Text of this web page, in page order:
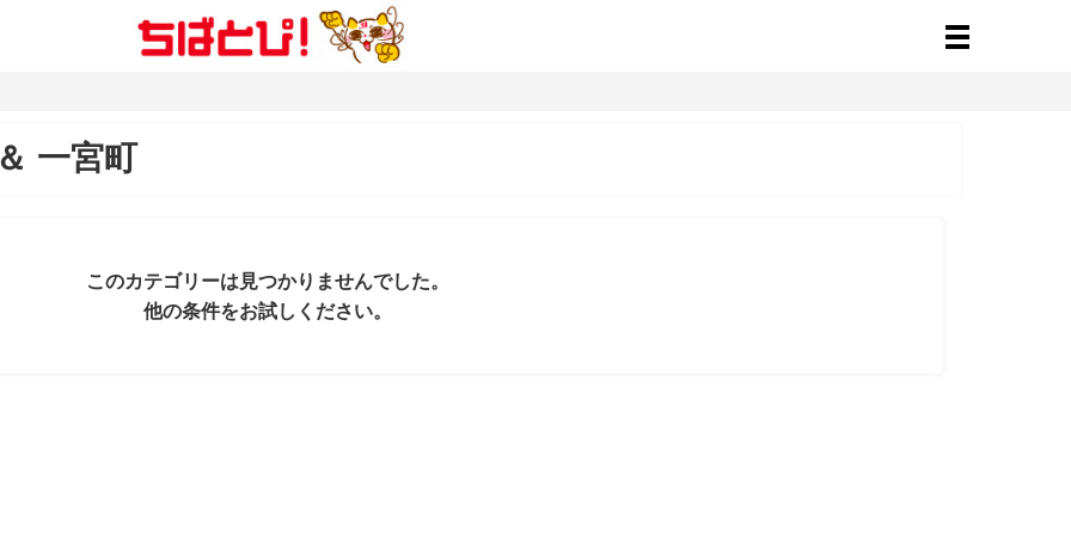
一宮町
このカテゴリーは見つかりませんでした。
他の条件をお試しください。